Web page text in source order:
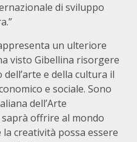
di sviluppo
un ulteriore
visto Gibellina risorgere
e della cultura il
e sociale. Sono
dell’Arte
offrire al mondo
creatività possa essere